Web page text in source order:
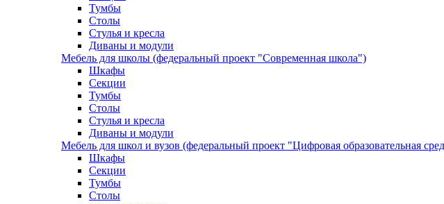
Тумбы
Столы
Стулья и кресла
Диваны и модули
Мебель для школы (федеральный проект "Современная школа")
Шкафы
Секции
Тумбы
Столы
Стулья и кресла
Диваны и модули
Мебель для школ и вузов (федеральный проект "Цифровая образовательная
Шкафы
Секции
Тумбы
Столы